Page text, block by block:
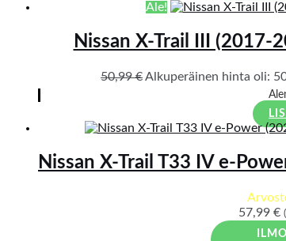
Ale!
Nissan X-Trail III (2017-
50,99€Alkuperäinen hinta oli:
Nissan X-Trail T33 IV e-
57,99 €